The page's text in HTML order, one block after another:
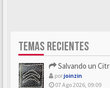
TEMAS RECIENTES
Salvando un Citroën
porjoinzin
07 Ago 2026, 09:09